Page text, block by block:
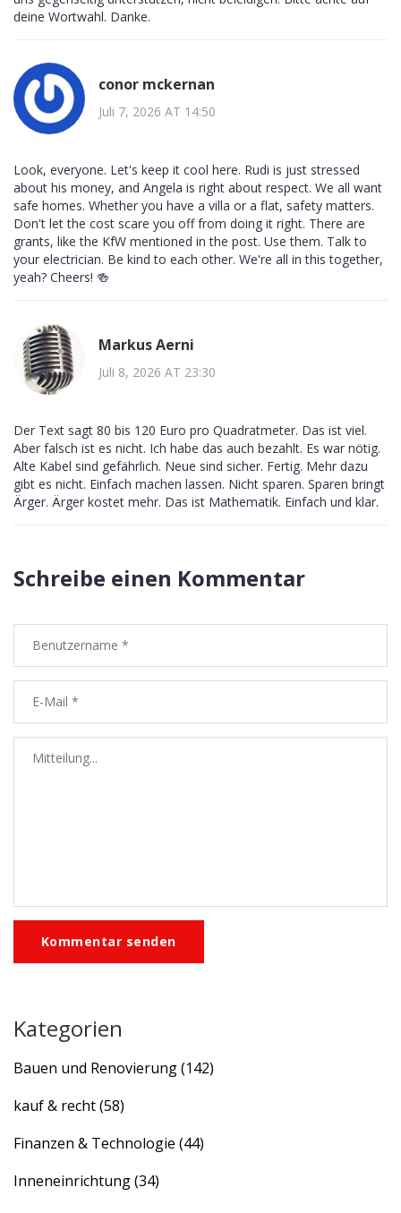
deine Wortwahl. Danke.
conor mckernan
Juli 7, 2026 AT 14:50
Look, everyone. Let's keep it cool here. Rudi is just stressed
about his money, and Angela is right about respect. We all want
safe homes. Whether you have a villa or a flat, safety matters.
Don't let the cost scare you off from doing it right. There are
grants, like the KfW mentioned in the post. Use them. Talk to
your electrician. Be kind to each other. We're all in this together,
yeah? Cheers! 🍻
Markus Aerni
Juli 8, 2026 AT 23:30
Der Text sagt 80 bis 120 Euro pro Quadratmeter. Das ist viel.
Aber falsch ist es nicht. Ich habe das auch bezahlt. Es war nötig.
Alte Kabel sind gefährlich. Neue sind sicher. Fertig. Mehr dazu
gibt es nicht. Einfach machen lassen. Nicht sparen. Sparen bringt
Ärger. Ärger kostet mehr. Das ist Mathematik. Einfach und klar.
Schreibe einen Kommentar
Kommentar senden
Kategorien
Bauen und Renovierung(142)
kauf & recht(58)
Finanzen & Technologie (44)
Inneneinrichtung(34)